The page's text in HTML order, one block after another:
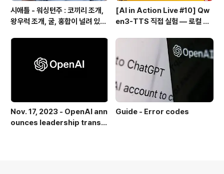
시애틀 - 워싱턴주 : 코끼리 조개,
왕우럭 조개, 굴, 홍합이 널려 있는
[AI in Action Live #10] Qw
en3-TTS 직접 실험 — 로컬 설
Nov. 17, 2023 - OpenAI ann
ounces leadership transiti
Guide - Error codes